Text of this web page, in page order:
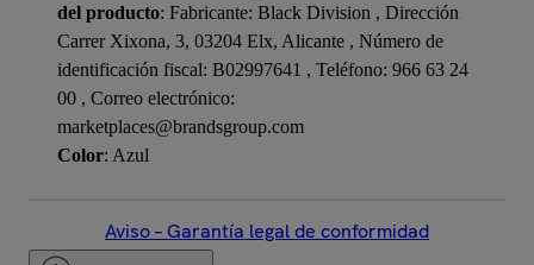
del producto: Fabricante: Black Division , Dirección
Carrer Xixona, 3, 03204 Elx, Alicante , Número de
identificación fiscal: B02997641 , Teléfono: 966 63 24
00 , Correo electrónico:
marketplaces@brandsgroup.com
Color: Azul
Aviso – Garantía legal de conformidad